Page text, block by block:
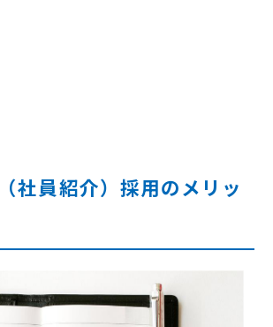
社員紹介）採用のメリッ